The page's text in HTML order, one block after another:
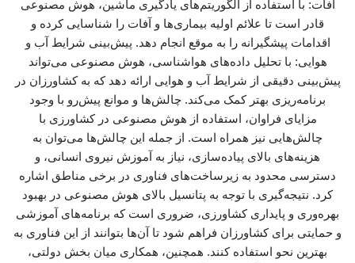
آفات: با استفاده از الگوریتم‌های یادگیری ماشین، هوش مصنوعی
قادر است تا علائم اولیه بیماری‌ها و آفات را شناسایی کرده و
اقدامات پیشگیرانه را به موقع انجام دهد. پیش‌بینی شرایط آب و
هوایی: با تحلیل داده‌های هواشناسی، هوش مصنوعی می‌تواند
پیش‌بینی دقیقی از شرایط آب و هوایی ارائه دهد که به کشاورزان در
برنامه‌ریزی بهتر کمک می‌کند. چالش‌ها و موانع پیش‌رو با وجود
مزایای فراوان، استفاده از هوش مصنوعی در کشاورزی با
چالش‌هایی نیز همراه است. از جمله این چالش‌ها می‌توان به
هزینه‌های بالای پیاده‌سازی، نیاز به آموزش نیروی انسانی، و
دسترسی محدود به زیرساخت‌های فناوری در برخی مناطق اشاره
کرد. نتیجه‌گیری با توجه به پتانسیل بالای هوش مصنوعی در بهبود
بهره‌وری و پایداری کشاورزی، ضروری است که برنامه‌های آموزشی
و حمایتی برای کشاورزان فراهم شود تا آن‌ها بتوانند از این فناوری به
بهترین نحو استفاده کنند. همچنین، همکاری میان بخش دولتی،